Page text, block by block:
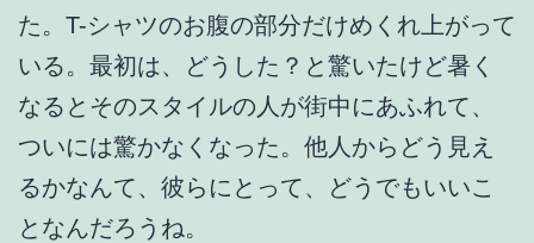
た。T-シャツのお腹の部分だけめくれ上がって
いる。最初は、どうした？と驚いたけど暑く
なるとそのスタイルの人が街中にあふれて、
ついには驚かなくなった。他人からどう見え
るかなんて、彼らにとって、どうでもいいこ
となんだろうね。